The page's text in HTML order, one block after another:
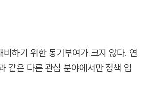
하기 위한 동기부여가 크지 않다. 연
같은 다른 관심 분야에서만 정책 입